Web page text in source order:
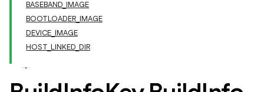
BASEBAND_IMAGE
BOOTLOADER_IMAGE
DEVICE_IMAGE
HOST_LINKED_DIR